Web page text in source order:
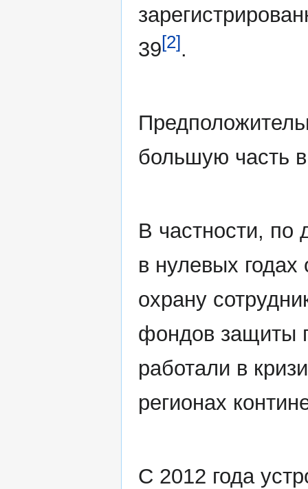
39[2].
большую часть
В частности, по
в нулевых
охрану
фондов защиты
работали в
регионах
С 2012 года